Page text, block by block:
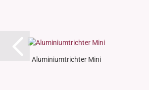
Aluminiumtrichter Mini